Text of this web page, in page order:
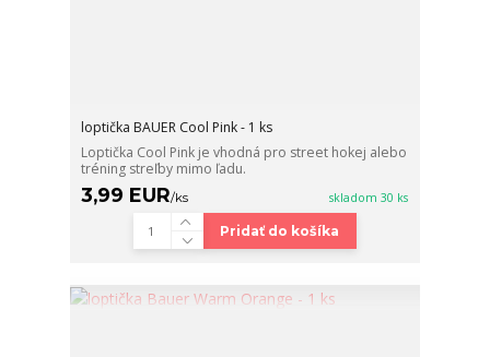
loptička BAUER Cool Pink - 1 ks
Loptička Cool Pink je vhodná pro street hokej alebo
tréning streľby mimo ľadu.
3,99 EUR/ks skladom 30 ks
Pridať do košíka